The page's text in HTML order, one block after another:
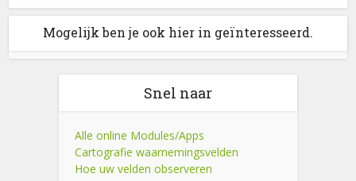
Mogelijk ben je ook hier in geïnteresseerd.
Snel naar
Alle online Modules/Apps
Cartografie waarnemingsvelden
Hoe uw velden observeren